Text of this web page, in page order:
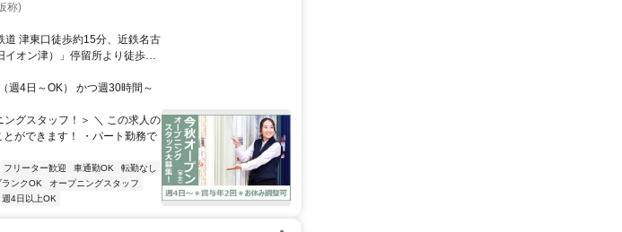
称)
道 津東口徒歩約15分、近鉄名古
イオン津）」停留所より徒歩3
徒歩8分 ★秋には同敷地内にイ
プン予定なので、仕事帰りの
週4日～OK） かつ週30時間～
グスタッフ！＞ ＼ この求人の
ができます！ ・パート勤務で
フリーター歓迎 車通勤OK
転勤なし
ランクOK
オープニングスタッフ
週4日以上OK